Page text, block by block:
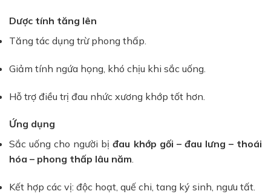
Dược tính tăng lên
Tăng tác dụng trừ phong thấp.
Giảm tính ngứa họng, khó chịu khi sắc uống.
Hỗ trợ điều trị đau nhức xương khớp tốt hơn.
Ứng dụng
Sắc uống cho người bịđau khớp gối – đau lưng – thoái
hóa – phong thấp lâu năm.
Kết hợp các vị: độc hoạt, quế chi, tang ký sinh, ngưu tất.